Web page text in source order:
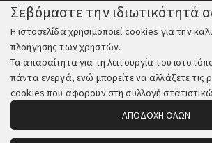
Σεβόμαστε την ιδιωτικότητά
Η ιστοσελίδα χρησιμοποιεί cookies για την
πλοήγησης των χρηστών.
Τα απαραίτητα για τη λειτουργία του
πάντα ενεργά, ενώ μπορείτε να αλλάξετε τις
cookies που αφορούν στη συλλογή
ΑΠΟΔΟΧΗ ΟΛΩΝ